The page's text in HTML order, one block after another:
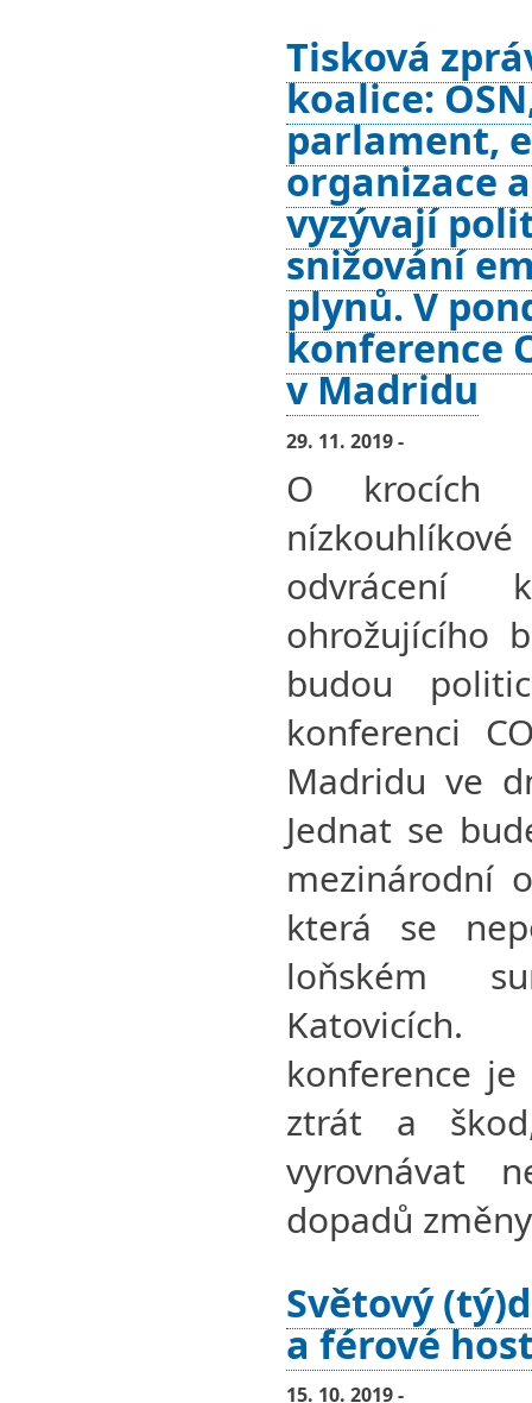
Tisková
koalice:
parlament,
organizace
vyzývají
snižování
plynů. V
konference
v Madridu
29. 11. 2019 -
O krocích
odvrácení
ohrožujícího
budou
konferenci
Madridu ve
Jednat se
mezinárodní
která se
loňském
konference
ztrát a
vyrovnávat
dopadů
Světový
a férové
15. 10. 2019 -